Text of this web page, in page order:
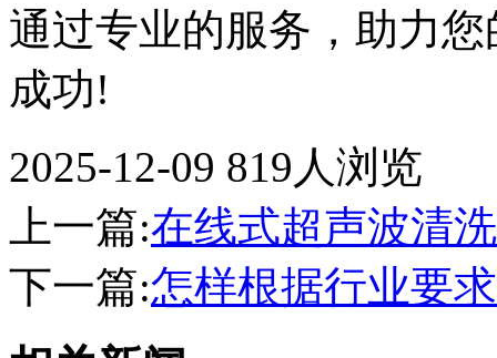
通过专业的服务，助力
成功!
2025-12-09 819人浏览
上一篇:在线式超声波清
下一篇:怎样根据行业要